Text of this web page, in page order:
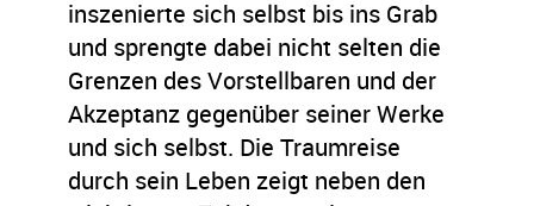
inszenierte sich selbst bis ins Grab
und sprengte dabei nicht selten die
Grenzen des Vorstellbaren und der
Akzeptanz gegenüber seiner Werke
und sich selbst. Die Traumreise
durch sein Leben zeigt neben den